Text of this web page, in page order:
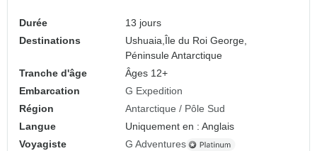
Durée
13 jours
Destinations
Ushuaia, Île du Roi George,
Péninsule Antarctique
Tranche d'âge
Âges 12+
Embarcation
G Expedition
Région
Antarctique / Pôle Sud
Langue
Uniquement en : Anglais
Voyagiste
G Adventures